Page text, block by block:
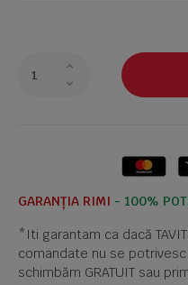
GARANȚIA RIMI - 100%
*Iti garantam ca dacă
comandate nu se
schimbăm GRATUIT sau